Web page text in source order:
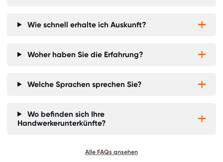
Wie schnell erhalte ich Auskunft? 

Woher haben Sie die Erfahrung? 

Welche Sprachen sprechen Sie? 

Wo befinden sich Ihre
Handwerkerunterkünfte?


Alle FAQs ansehen